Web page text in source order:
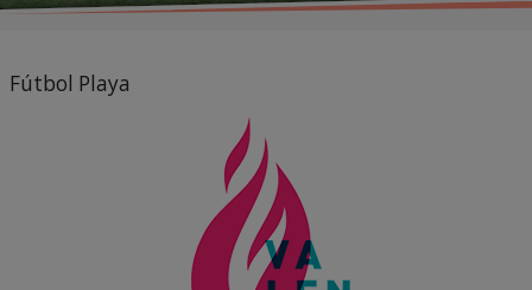
Fútbol Playa